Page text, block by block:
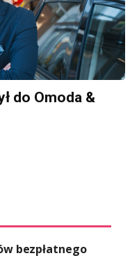
do Omoda &
bezpłatnego